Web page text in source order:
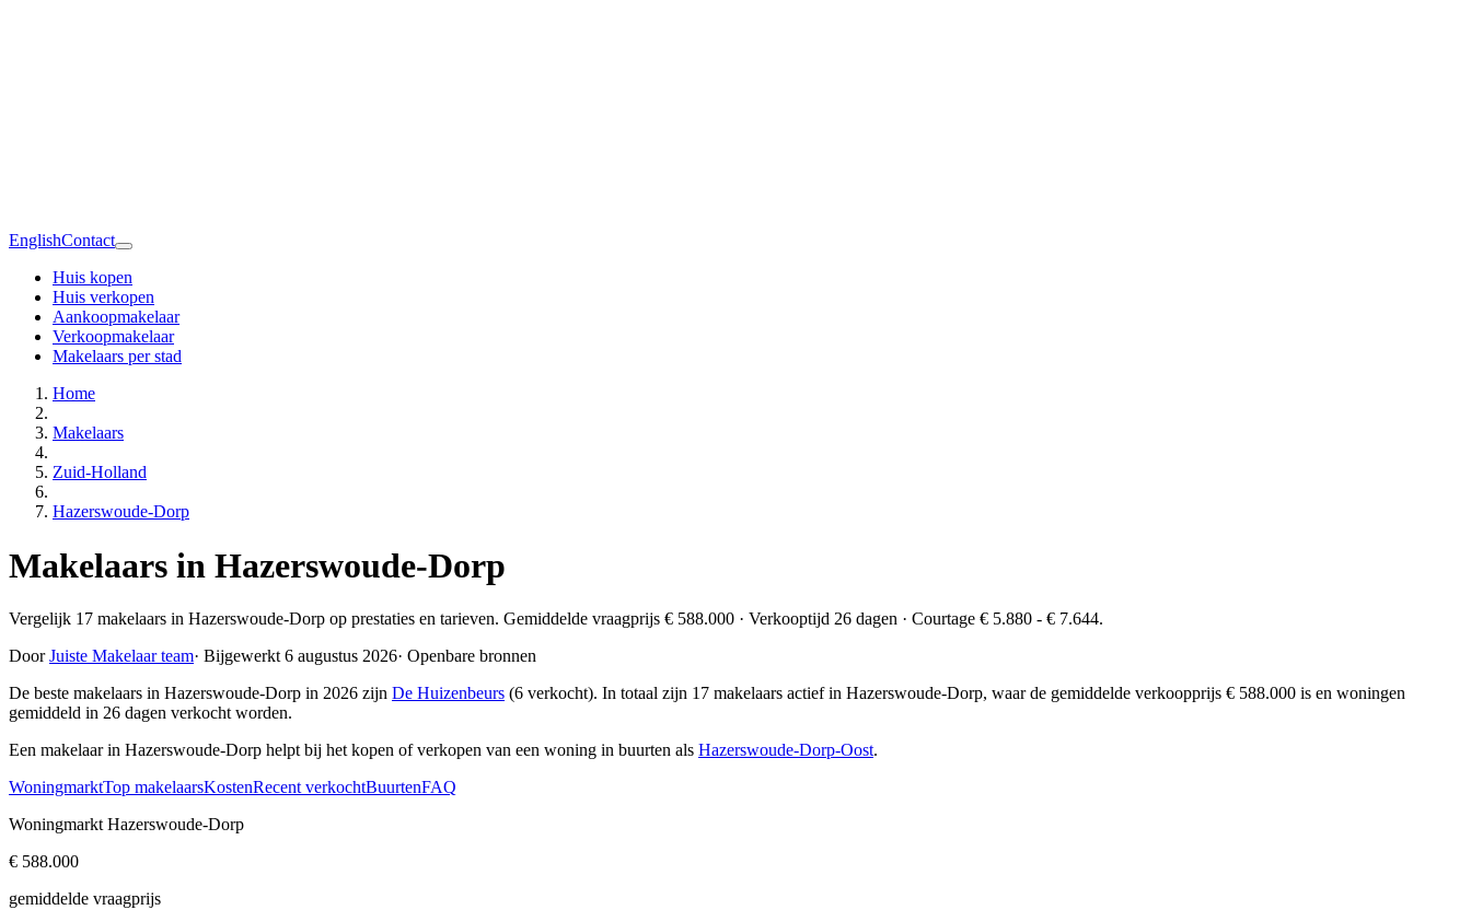
EnglishContact
Huis kopen
Huis verkopen
Aankoopmakelaar
Verkoopmakelaar
Makelaars per stad
Home
Makelaars
Zuid-Holland
Hazerswoude-Dorp
Makelaars in Hazerswoude-Dorp
Vergelijk 17 makelaars in Hazerswoude-Dorp op prestaties en tarieven. Gemiddelde vraagprijs € 588.000 · Verkooptijd 26 dagen · Courtage € 5.880 - € 7.644.
DoorJuiste Makelaar team· Bijgewerkt 6 augustus 2026· Openbare bronnen
De beste makelaars in Hazerswoude-Dorp in 2026 zijn De Huizenbeurs (6 verkocht). In totaal zijn 17 makelaars actief in Hazerswoude-Dorp, waar de gemiddelde verkoopprijs € 588.000 is en woningen
gemiddeld in 26 dagen verkocht worden.
Een makelaar in Hazerswoude-Dorp helpt bij het kopen of verkopen van een woning in buurten als Hazerswoude-Dorp-Oost.
WoningmarktTop makelaarsKostenRecent verkochtBuurtenFAQ
Woningmarkt Hazerswoude-Dorp
€ 588.000
gemiddelde vraagprijs